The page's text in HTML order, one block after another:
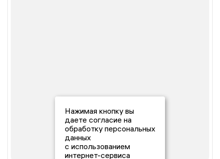
Нажимая кнопку вы
даете согласие на
обработку персональных
данных
с использованием
интернет-сервиса